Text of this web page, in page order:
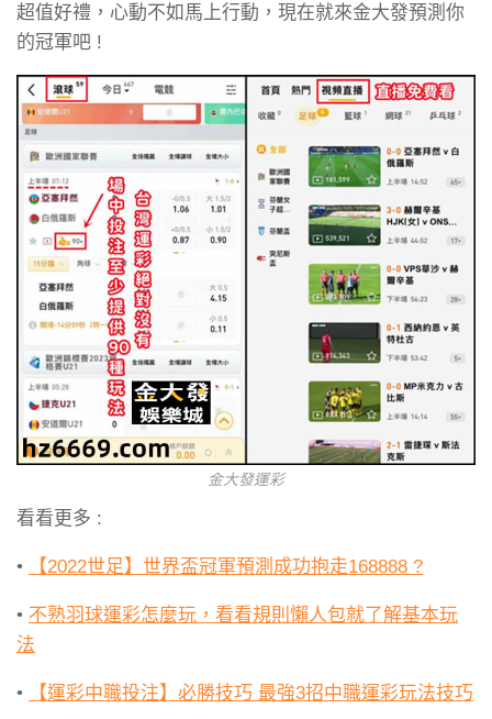
超值好禮，心動不如馬上行動，現在就來金大發預測你
的冠軍吧 !
金大發運彩
看看更多 :
• 【2022世足】世界盃冠軍預測成功抱走168888 ?
• 不熟羽球運彩怎麼玩，看看規則懶人包就了解基本玩
法
• 【運彩中職投注】必勝技巧 最強3招中職運彩玩法技巧